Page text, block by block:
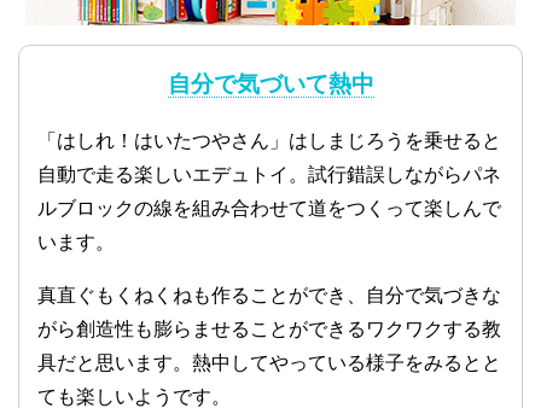
自分で気づいて熱中
「はしれ！はいたつやさん」はしまじろうを乗せると
自動で走る楽しいエデュトイ。試行錯誤しながらパネ
ルブロックの線を組み合わせて道をつくって楽しんで
います。
真直ぐもくねくねも作ることができ、自分で気づきな
がら創造性も膨らませることができるワクワクする教
具だと思います。熱中してやっている様子をみるとと
ても楽しいようです。